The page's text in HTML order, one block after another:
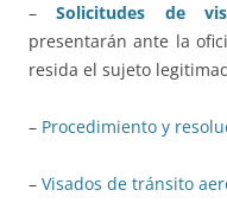
–Solicitudes de
presentarán ante la
resida el sujeto
– Procedimiento y
– Visados de tránsito